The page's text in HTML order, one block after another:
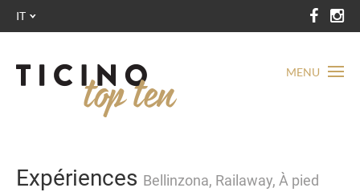
MENU
IT
Expériences Bellinzona, Railaway, À pied